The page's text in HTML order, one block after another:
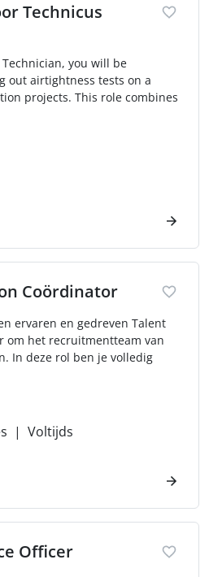
Technicus
you will be
out airtightness tests on a
projects. This role combines
Coördinator
ervaren en gedreven Talent
om het recruitmentteam van
In deze rol ben je volledig
Voltijds
Officer